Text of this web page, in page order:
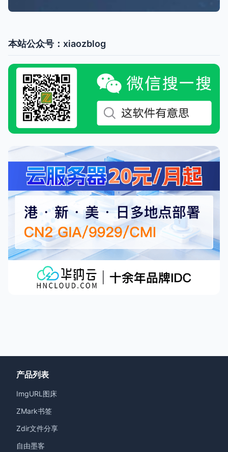
本站公众号：xiaozblog
产品列表
ImgURL图床
ZMark书签
Zdir文件分享
自由墨客